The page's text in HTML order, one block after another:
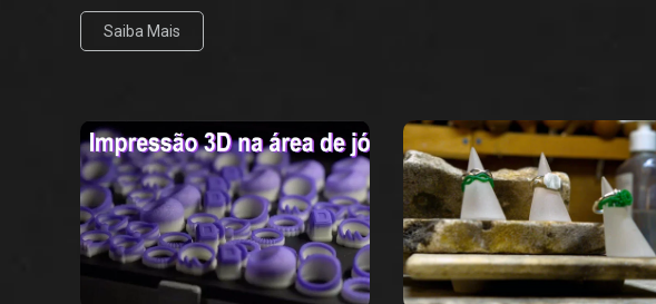
Saiba Mais